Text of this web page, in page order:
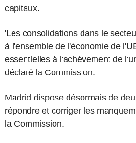
capitaux.
'Les consolidations dans le
à l'ensemble de l'économie de
essentielles à l'achèvement de
déclaré la Commission.
Madrid dispose désormais de
répondre et corriger les
la Commission.